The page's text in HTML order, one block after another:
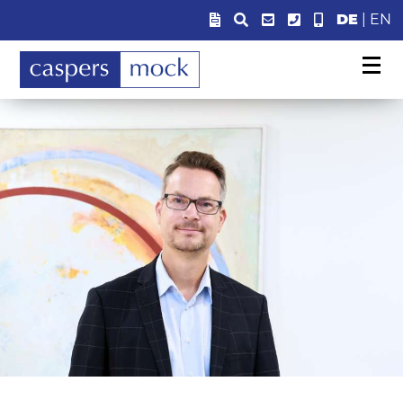
DE| EN